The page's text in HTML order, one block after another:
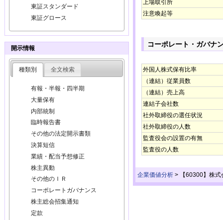
上場取引所
注意喚起等
コーポレート・ガバナ
外国人株式保有比率
（連結）従業員数
（連結）売上高
連結子会社数
社外取締役の選任状況
社外取締役の人数
監査役会の設置の有無
監査役の人数
企業価値分析 > 【60300】株
東証スタンダード
東証グロース
開示情報
種類別 全文検索
有報・半報・四半期
大量保有
内部統制
臨時報告書
その他の法定開示書類
決算短信
業績・配当予想修正
株主異動
その他のＩＲ
コーポレートガバナンス
株主総会招集通知
定款